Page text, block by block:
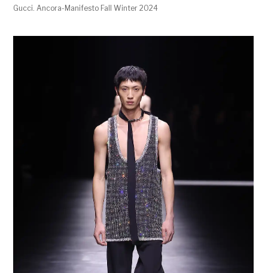
Gucci. Ancora-Manifesto Fall Winter 2024